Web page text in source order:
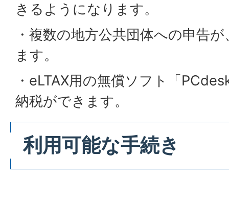
きるようになります。
・複数の地方公共団体への申告
ます。
・eLTAX用の無償ソフト「
納税ができます。
利用可能な手続き